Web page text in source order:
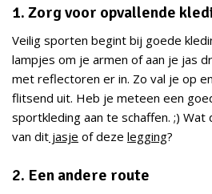
1. Zorg voor opvallende
Veilig sporten begint bij goede
lampjes om je armen of aan je jas
met reflectoren er in. Zo val je op
flitsend uit. Heb je meteen een
sportkleding aan te schaffen. ;)
van dit jasje of deze legging?
2. Een andere route